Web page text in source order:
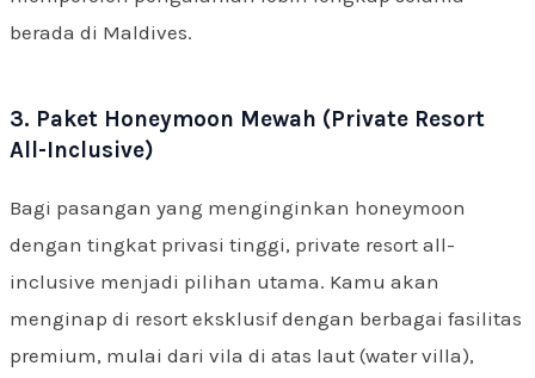
berada di Maldives.
3. Paket Honeymoon Mewah (Private Resort
All-Inclusive)
Bagi pasangan yang menginginkan honeymoon
dengan tingkat privasi tinggi, private resort all-
inclusive menjadi pilihan utama. Kamu akan
menginap di resort eksklusif dengan berbagai fasilitas
premium, mulai dari vila di atas laut (water villa),